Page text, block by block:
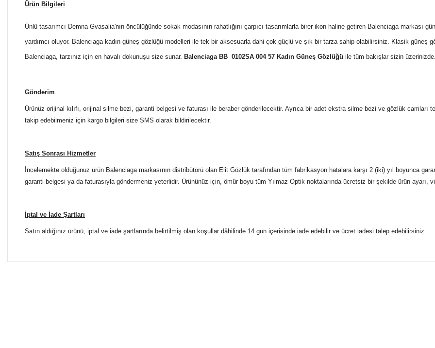
Ürün Bilgileri
Ünlü tasarımcı Demna Gvasalia'nın öncülüğünde sokak modasının rahatlığını çarpıcı tasarımlarla birer ikon haline getiren Balenciaga markası
yardımcı oluyor. Balenciaga kadın güneş gözlüğü modelleri ile tek bir aksesuarla dahi çok güçlü ve şık bir tarza sahip olabilirsiniz. Klasik güneş
Balenciaga, tarzınız için en havalı dokunuşu size sunar. Balenciaga BB 0102SA 004 57 Kadın Güneş Gözlüğü ile tüm bakışlar sizin üzerinizde.
Gönderim
Ürünüz orijinal kılıfı, orijinal silme bezi, garanti belgesi ve faturası ile beraber gönderilecektir. Ayrıca bir adet ekstra silme bezi ve gözlük
takip edebilmeniz için kargo bilgileri size SMS olarak bildirilecektir.
Satış Sonrası Hizmetler
İncelemekte olduğunuz ürün Balenciaga markasının distribütörü olan Elit Gözlük tarafından tüm fabrikasyon hatalara karşı 2 (iki) yıl boyunca
garanti belgesi ya da faturasıyla göndermeniz yeterlidir. Ürününüz için, ömür boyu tüm Yılmaz Optik noktalarında ücretsiz bir şekilde ürün ayarı,
İptal ve İade Şartları
Satın aldığınız ürünü, iptal ve iade şartlarında belirtilmiş olan koşullar dâhilinde 14 gün içerisinde iade edebilir ve ücret iadesi talep edebilirsiniz.